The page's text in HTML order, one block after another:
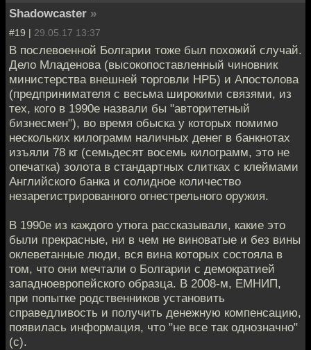
Shadowcaster »
#19 | 29.05.17 13:37
В послевоенной Болгарии тоже был похожий случай.
Дело Младенова (высокопоставленный чиновник
министерства внешней торговли НРБ) и Апостолова
(предпринимателя с весьма широкими связями, из
тех, кого в 1990е назвали бы "авторитетный
бизнесмен"), во время обыска у которых помимо
нескольких килограмм наличных денег в банкнотах
изъяли 78 кг (семьдесят восемь килограмм, это не
опечатка) золота в стандартных слитках с клеймами
Английского банка и солидное количество
незарегистрированного огнестрельного оружия.
В 1990е из каждого утюга рассказывали, какие это
были прекрасные, ни в чем не виноватые и без вины
оклеветанные люди, вся вина которых состояла в
том, что они мечтали о Болгарии с демократией
западноевропейского образца. В 2008-м, ЕМНИП,
при попытке родственников установить
справедливость и получить денежную компенсацию,
появилась информация, что "не все так однозначно"
(с).